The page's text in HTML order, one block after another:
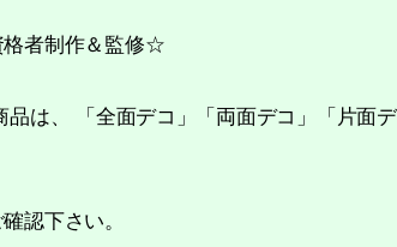
格者制作＆監修☆
品は、 「全面デコ」「両面デコ」「片面
認下さい。